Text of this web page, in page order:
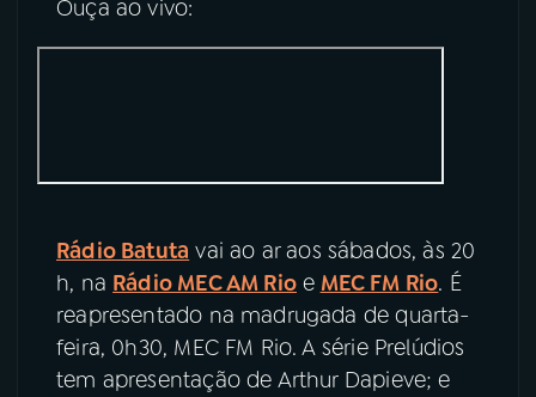
Ouça ao vivo:
Rádio Batuta vai ao ar aos sábados, às 20
h, na Rádio MEC AM Rioe MEC FM Rio. É
reapresentado na madrugada de quarta-
feira, 0h30, MEC FM Rio. A série Prelúdios
tem apresentação de Arthur Dapieve; e